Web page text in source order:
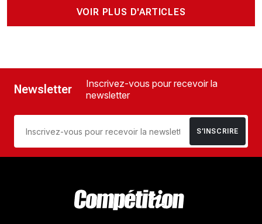
VOIR PLUS D'ARTICLES
Newsletter
Inscrivez-vous pour recevoir la
newsletter
S’INSCRIRE